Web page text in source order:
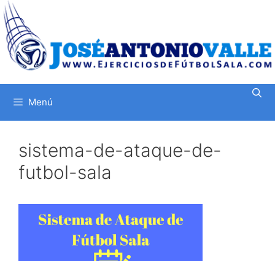
Saltar
al
contenido
Menú
sistema-de-ataque-de-
futbol-sala